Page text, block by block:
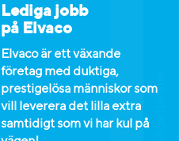
Lediga tjänster
Lediga jobb
på Elvaco
Elvaco är ett växande
företag med duktiga,
prestigelösa människor som
vill leverera det lilla extra
samtidigt som vi har kul på